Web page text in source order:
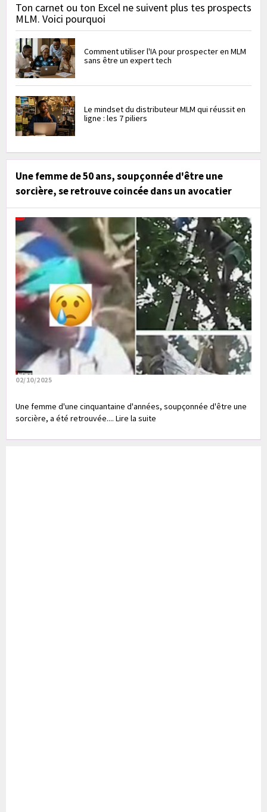
Ton carnet ou ton Excel ne suivent plus tes prospects
MLM. Voici pourquoi
Comment utiliser l'IA pour prospecter en MLM
sans être un expert tech
Le mindset du distributeur MLM qui réussit en
ligne : les 7 piliers
Une femme de 50 ans, soupçonnée d'être une
sorcière, se retrouve coincée dans un avocatier
02/10/2025
Une femme d'une cinquantaine d'années, soupçonnée d'être une
sorcière, a été retrouvée.... Lire la suite